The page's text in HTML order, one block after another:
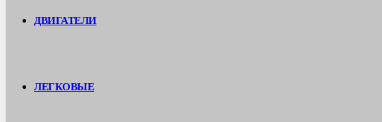
ДВИГАТЕЛИ
ЛЕГКОВЫЕ